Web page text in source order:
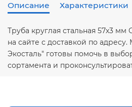
Описание Характеристики
Труба круглая стальная 57х3 мм
на сайте с доставкой по
Экосталь" готовы помочь в
сортамента и